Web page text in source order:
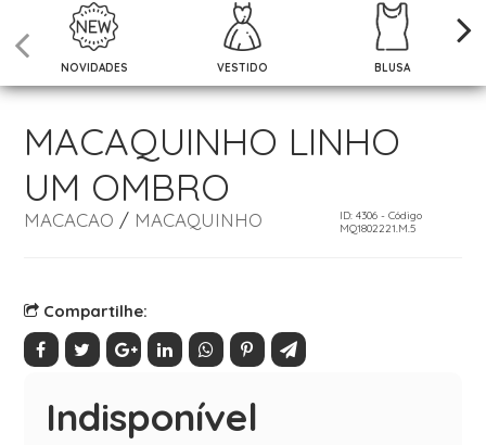
NOVIDADES VESTIDO BLUSA
MACAQUINHO LINHO
UM OMBRO
MACACAO / MACAQUINHO
ID: 4306 - Código
MQ1802221.M.5
Compartilhe:
Indisponível